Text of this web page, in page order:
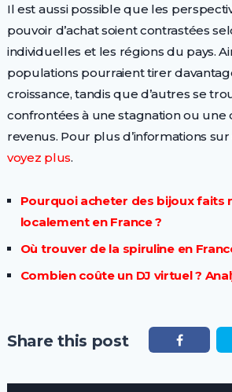
Il est aussi possible que les
pouvoir d’achat soient contrastées
individuelles et les régions du pays.
populations pourraient tirer
croissance, tandis que d’autres se
confrontées à une stagnation ou
revenus. Pour plus d’informations
voyez plus.
Pourquoi acheter des bijoux faits
localement en France ?
Où trouver de la spiruline en
Combien coûte un DJ virtuel ?
Share this post